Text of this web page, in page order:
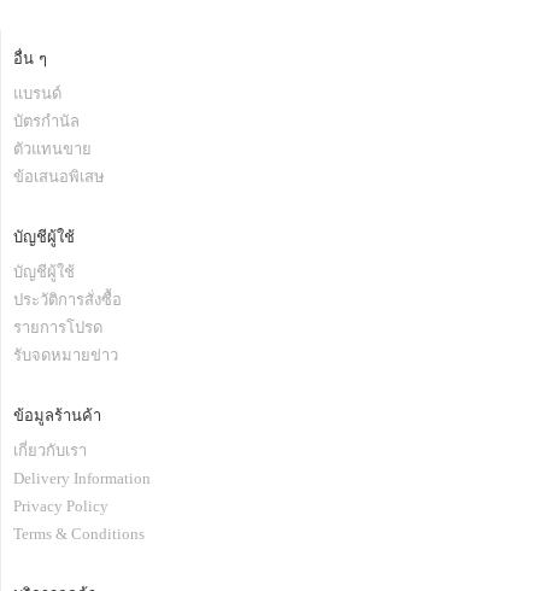
อื่น ๆ
แบรนด์
บัตรกำนัล
ตัวแทนขาย
ข้อเสนอพิเสษ
บัญชีผู้ใช้
บัญชีผู้ใช้
ประวัติการสั่งซื้อ
รายการโปรด
รับจดหมายข่าว
ข้อมูลร้านค้า
เกี่ยวกับเรา
Delivery Information
Privacy Policy
Terms & Conditions